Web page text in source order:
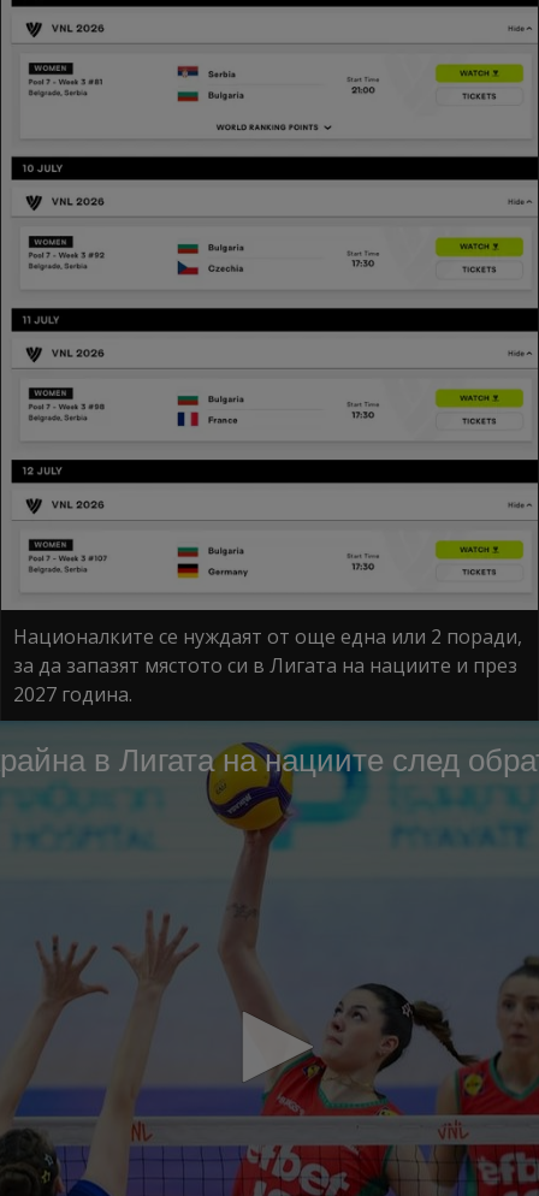
Националките се нуждаят от още една или 2 поради,
за да запазят мястото си в Лигата на нациите и през
2027 година.